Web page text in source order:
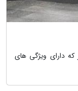
به روز که دارای ویژگی های